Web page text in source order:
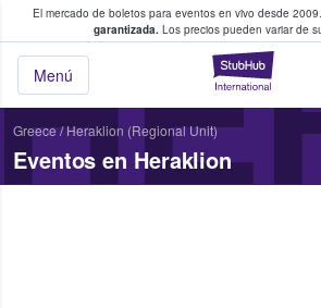
El mercado de boletos para eventos en vivo desde 2009.
garantizada. Los precios pueden variar de
Menú
fans compran y venden
Greece/Heraklion (Regional Unit)
Eventos en Heraklion